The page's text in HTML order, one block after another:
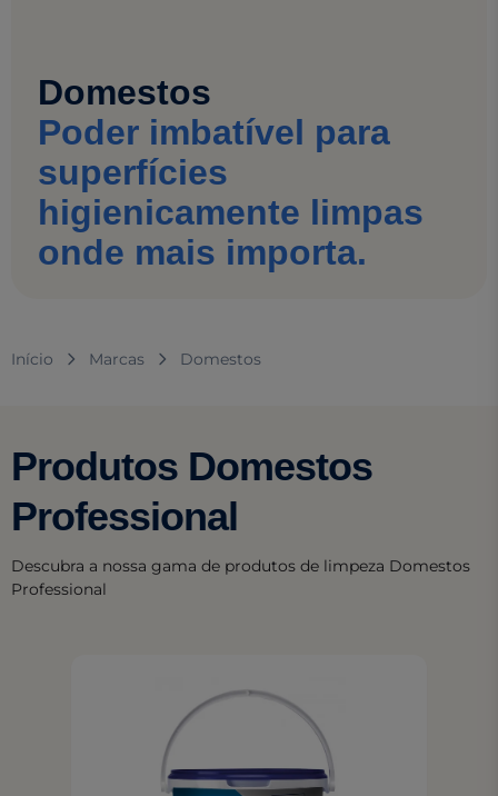
Domestos
Poder imbatível para
superfícies
higienicamente limpas
onde mais importa.
Início Marcas Domestos
Produtos Domestos
Professional
Descubra a nossa gama de produtos de limpeza Domestos
Professional